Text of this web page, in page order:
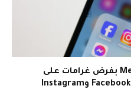
الاتحاد الأوروبي يهدد شركة Meta بفرض غرامات على